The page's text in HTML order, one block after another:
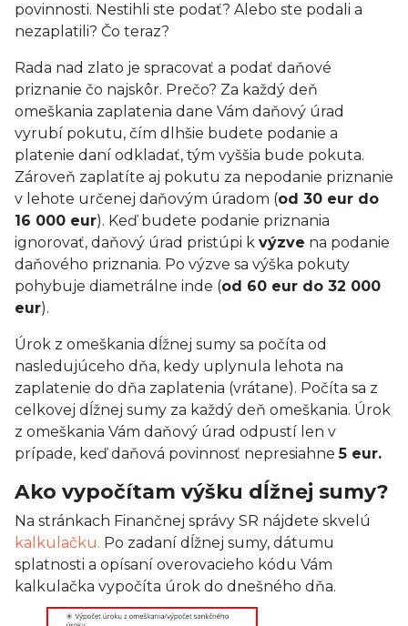
povinnosti. Nestihli ste podať? Alebo ste podali a
nezaplatili? Čo teraz?
Rada nad zlato je spracovať a podať daňové
priznanie čo najskôr. Prečo? Za každý deň
omeškania zaplatenia dane Vám daňový úrad
vyrubí pokutu, čím dlhšie budete podanie a
platenie daní odkladať, tým vyššia bude pokuta.
Zároveň zaplatíte aj pokutu za nepodanie priznanie
v lehote určenej daňovým úradom (od 30 eur do
16 000 eur). Keď budete podanie priznania
ignorovať, daňový úrad pristúpi k výzve na podanie
daňového priznania. Po výzve sa výška pokuty
pohybuje diametrálne inde (od 60 eur do 32 000
eur).
Úrok z omeškania dĺžnej sumy sa počíta od
nasledujúceho dňa, kedy uplynula lehota na
zaplatenie do dňa zaplatenia (vrátane). Počíta sa z
celkovej dĺžnej sumy za každý deň omeškania. Úrok
z omeškania Vám daňový úrad odpustí len v
prípade, keď daňová povinnosť nepresiahne5 eur.
Ako vypočítam výšku dĺžnej sumy?
Na stránkach Finančnej správy SR nájdete skvelú
kalkulačku. Po zadaní dĺžnej sumy, dátumu
splatnosti a opísaní overovacieho kódu Vám
kalkulačka vypočíta úrok do dnešného dňa.